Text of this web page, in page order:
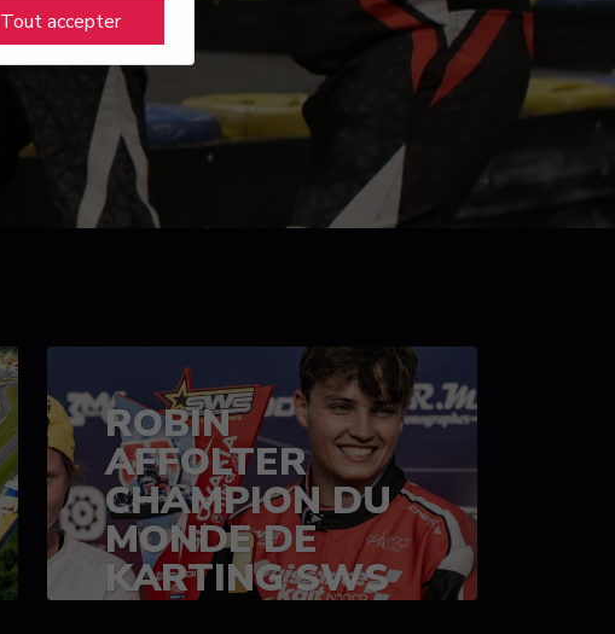
Tout accepter
ROBIN
AFFOLTER
CHAMPION DU
MONDE DE
KARTING SWS